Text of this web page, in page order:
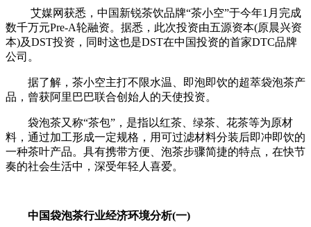
艾媒网获悉，中国新锐茶饮品牌“茶小空”于今年1月完成
数千万元Pre-A轮融资。据悉，此次投资由五源资本(原晨兴资
本)及DST投资，同时这也是DST在中国投资的首家DTC品牌
公司。
据了解，茶小空主打不限水温、即泡即饮的超萃袋泡茶产
品，曾获阿里巴巴联合创始人的天使投资。
袋泡茶又称“茶包”，是指以红茶、绿茶、花茶等为原材
料，通过加工形成一定规格，用可过滤材料分装后即冲即饮的
一种茶叶产品。具有携带方便、泡茶步骤简捷的特点，在快节
奏的社会生活中，深受年轻人喜爱。
中国袋泡茶行业经济环境分析(一)